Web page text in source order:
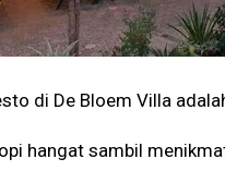
di De Bloem Villa
hangat sambil